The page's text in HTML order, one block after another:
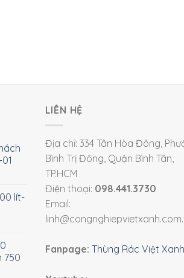
lít-
750
LIÊN HỆ
Địa chỉ: 334 Tân Hòa Đông,
Bình Trị Đông, Quận Bình Tân,
TP.HCM
Điện thoại: 098.441.3730
Email:
Fanpage: Thùng Rác Việt Xanh